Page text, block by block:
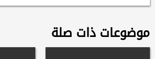
موضوعات ذات صلة